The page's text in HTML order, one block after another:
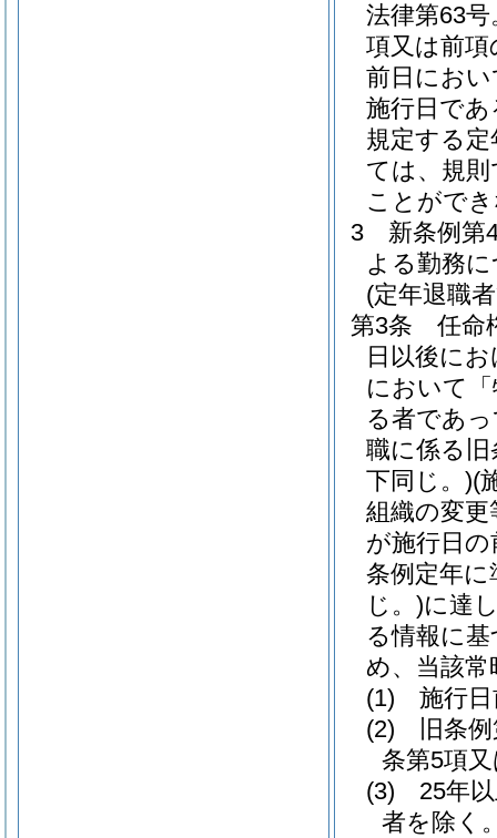
法律第63
項又は前
前日にお
施行日で
規定する定
ては、規
ことがで
3
新条例第
よる勤務
(定年退職
第3条
任命
日以後に
において
る者であ
職に係る旧
下同じ。)(
組織の変
が施行日
条例定年
じ。)に達
る情報に
め、当該
(1)
施行
(2)
旧条
条第5項
(3)
25年
者を除く